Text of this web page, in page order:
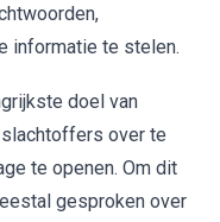
informatie te stelen.
doel van
over te
te openen. Om dit
gesproken over